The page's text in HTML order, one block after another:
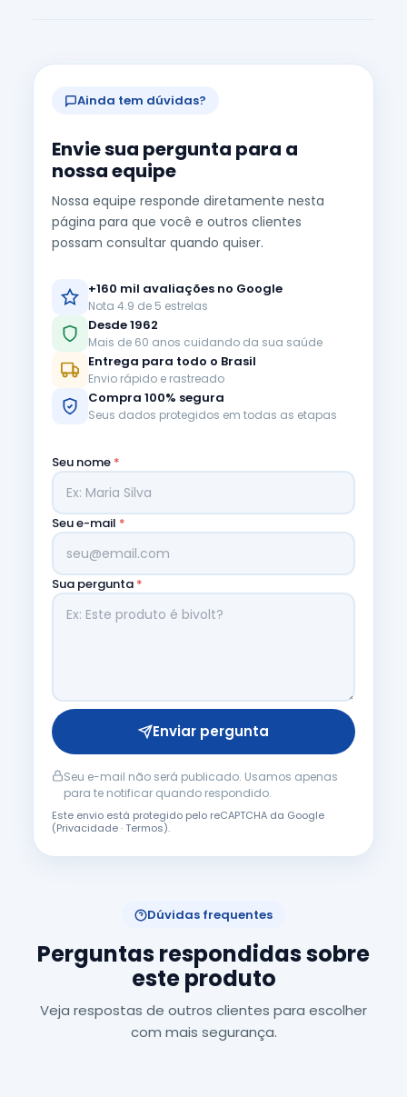
Ainda tem dúvidas?
Envie sua pergunta para a
nossa equipe
Nossa equipe responde diretamente nesta
página para que você e outros clientes
possam consultar quando quiser.
+160 mil avaliações no Google
Nota 4.9 de 5 estrelas
Desde 1962
Mais de 60 anos cuidando da sua saúde
Entrega para todo o Brasil
Envio rápido e rastreado
Compra 100% segura
Seus dados protegidos em todas as etapas
Seu nome *
Seu e-mail *
Sua pergunta *
Enviar pergunta
Seu e-mail não será publicado. Usamos apenas
para te notificar quando respondido.
Este envio está protegido pelo reCAPTCHA da Google
(Privacidade·Termos).
Dúvidas frequentes
Perguntas respondidas sobre
este produto
Veja respostas de outros clientes para escolher
com mais segurança.